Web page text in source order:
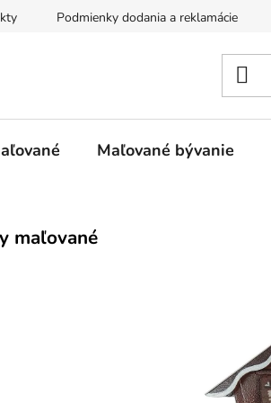
Podmienky dodania a reklamácie
Maľované bývanie
maľované